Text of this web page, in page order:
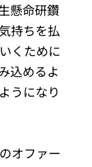
懸命研鑽
持ちを払
くために
込めるよ
うになり
オファー